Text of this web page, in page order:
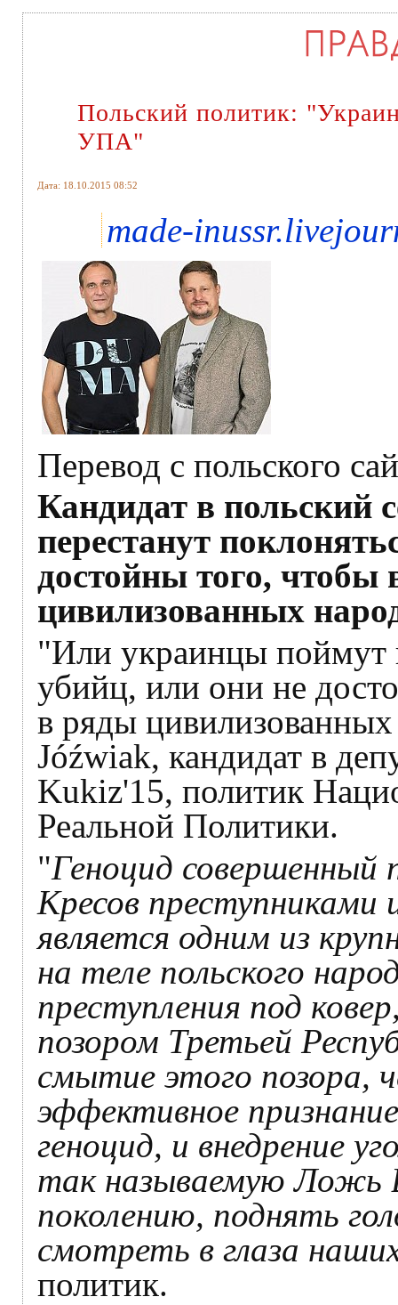
Польский политик:
УПА"
Дата: 18.10.2015 08:52
made-
Перевод с польского
Кандидат в
перестанут
достойны того, чтобы
цивилизованных
"Или украинцы поймут
убийц, или они не
в ряды
Jóźwiak, кандидат в
Kukiz'15, политик
Реальной Политики.
"Геноцид совершенный
Кресов
является одним из
на теле польского
преступления под
позором Третьей
смытие этого позора,
эффективное
геноцид, и внедрение
так называемую Ложь
поколению, поднять
смотреть в глаза
политик.